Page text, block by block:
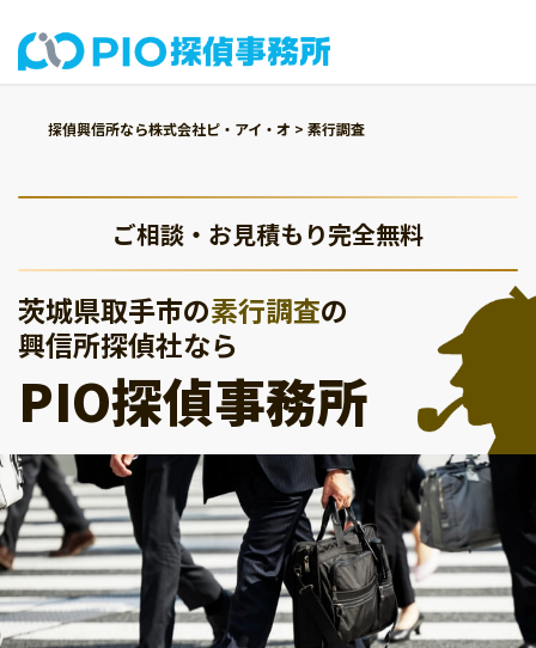
探偵興信所なら株式会社ピ・アイ・オ > 素行調査
ご相談・お見積もり完全無料
茨城県取手市の素行調査の
興信所探偵社なら
PIO探偵事務所